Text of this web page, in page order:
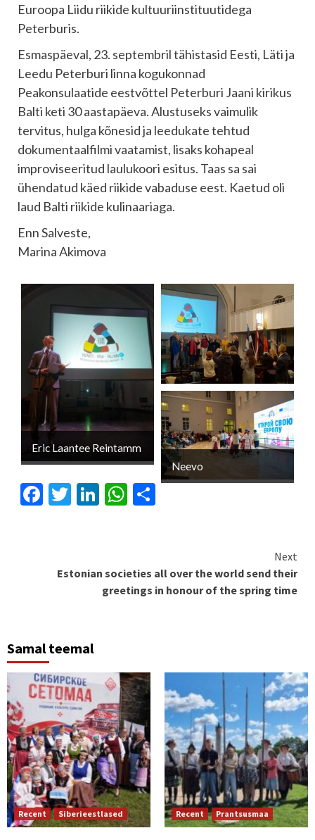
Euroopa Liidu riikide kultuuriinstituutidega
Peterburis.
Esmaspäeval, 23. septembril tähistasid Eesti, Läti ja
Leedu Peterburi linna kogukonnad
Peakonsulaatide eestvõttel Peterburi Jaani kirikus
Balti keti 30 aastapäeva. Alustuseks vaimulik
tervitus, hulga kõnesid ja leedukate tehtud
dokumentaalfilmi vaatamist, lisaks kohapeal
improviseeritud laulukoori esitus. Taas sa sai
ühendatud käed riikide vabaduse eest. Kaetud oli
laud Balti riikide kulinaariaga.
Enn Salveste,
Marina Akimova
Eric Laantee Reintamm
Neevo
Facebook
Twitter
LinkedIn
WhatsApp
Reading
Next
Estonian societies all over the world send their
greetings in honour of the spring time
Samal teemal
Recent Siberieestlased Recent Prantsusmaa